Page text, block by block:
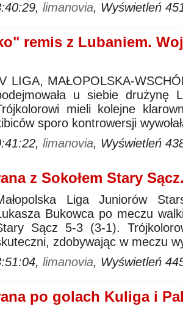
limanovia, Wyświetleń
remis z Lubaniem.
LIGA, MAŁOPOLSKA-
u siebie drużynę
mieli kolejne
sporo kontrowersji
limanovia, Wyświetleń
z Sokołem Stary
Liga Juniorów
Bukowca po meczu
Sącz 5-3 (3-1).
zdobywając w meczu
limanovia, Wyświetleń
po golach Kuliga i